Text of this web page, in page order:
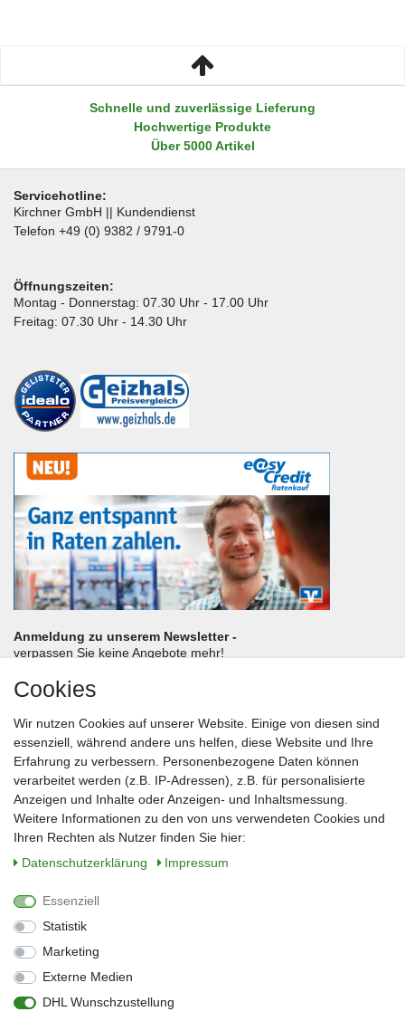
Schnelle und zuverlässige Lieferung
Hochwertige Produkte
Über 5000 Artikel
Servicehotline:
Kirchner GmbH || Kundendienst
Telefon +49 (0) 9382 / 9791-0
Öffnungszeiten:
Montag - Donnerstag: 07.30 Uhr - 17.00 Uhr
Freitag: 07.30 Uhr - 14.30 Uhr
Anmeldung zu unserem Newsletter -
verpassen Sie keine Angebote mehr!
Nachname*
E-Mail*
Sie können den Newsletter jederzeit kostenlos abbestellen.
** gilt für Lieferungen innerhalb Deutschlands, Lieferzeiten für andere Länder
Widerrufs­recht
Kontakt
Barrierefreiheitserklärung
Cookies
Wir nutzen Cookies auf unserer Website. Einige von diesen sind
essenziell, während andere uns helfen, diese Website und Ihre
Erfahrung zu verbessern. Personenbezogene Daten können
verarbeitet werden (z.B. IP-Adressen), z.B. für personalisierte
Anzeigen und Inhalte oder Anzeigen- und Inhaltsmessung.
Weitere Informationen zu den von uns verwendeten Cookies und
Ihren Rechten als Nutzer finden Sie hier:
Daten­schutz­erklärung
Impressum
Essenziell
Statistik
Marketing
Externe Medien
DHL Wunschzustellung